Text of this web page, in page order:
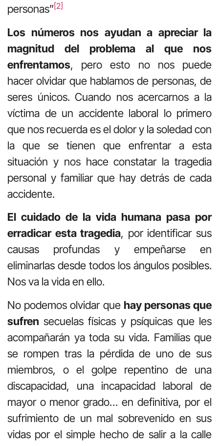
personas” [2]
Los números nos ayudan a apreciar la
magnitud del problema al que nos
enfrentamos, pero esto no nos puede
hacer olvidar que hablamos de personas, de
seres únicos. Cuando nos acercarnos a la
víctima de un accidente laboral lo primero
que nos recuerda es el dolor y la soledad con
la que se tienen que enfrentar a esta
situación y nos hace constatar la tragedia
personal y familiar que hay detrás de cada
accidente.
El cuidado de la vida humana pasa por
erradicar esta tragedia, por identificar sus
causas profundas y empeñarse en
eliminarlas desde todos los ángulos posibles.
Nos va la vida en ello.
No podemos olvidar que hay personas que
sufren secuelas físicas y psíquicas que les
acompañarán ya toda su vida. Familias que
se rompen tras la pérdida de uno de sus
miembros, o el golpe repentino de una
discapacidad, una incapacidad laboral de
mayor o menor grado… en definitiva, por el
sufrimiento de un mal sobrevenido en sus
vidas por el simple hecho de salir a la calle